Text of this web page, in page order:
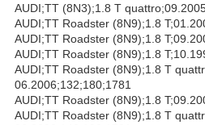
AUDI;TT (8N3);1.8 T
AUDI;TT Roadster (8N9);1.8
AUDI;TT Roadster (8N9);1.8
AUDI;TT Roadster (8N9);1.8
AUDI;TT Roadster (8N9);1.8 T
06.2006;132;180;1781
AUDI;TT Roadster (8N9);1.8
AUDI;TT Roadster (8N9);1.8 T